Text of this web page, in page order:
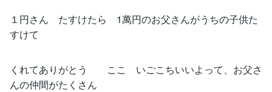
１円さん たすけたら 1萬円のお父さんがうちの子供た
すけて
くれてありがとう ここ いごこちいいよって、お父さ
んの仲間がたくさん